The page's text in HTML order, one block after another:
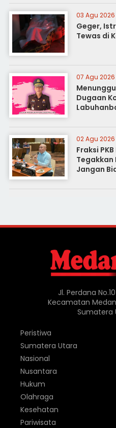
03 Agu 2026
Geger,
Tewas di
07 Agu 2026
Dugaan
02 Agu 2026
Fraksi
Tegakkan
Jangan
Jl. Perdana
Kecamatan
Sumatera
Peristiwa
Sumatera Utara
Nasional
Nusantara
Hukum
Olahraga
Kesehatan
Pariwisata